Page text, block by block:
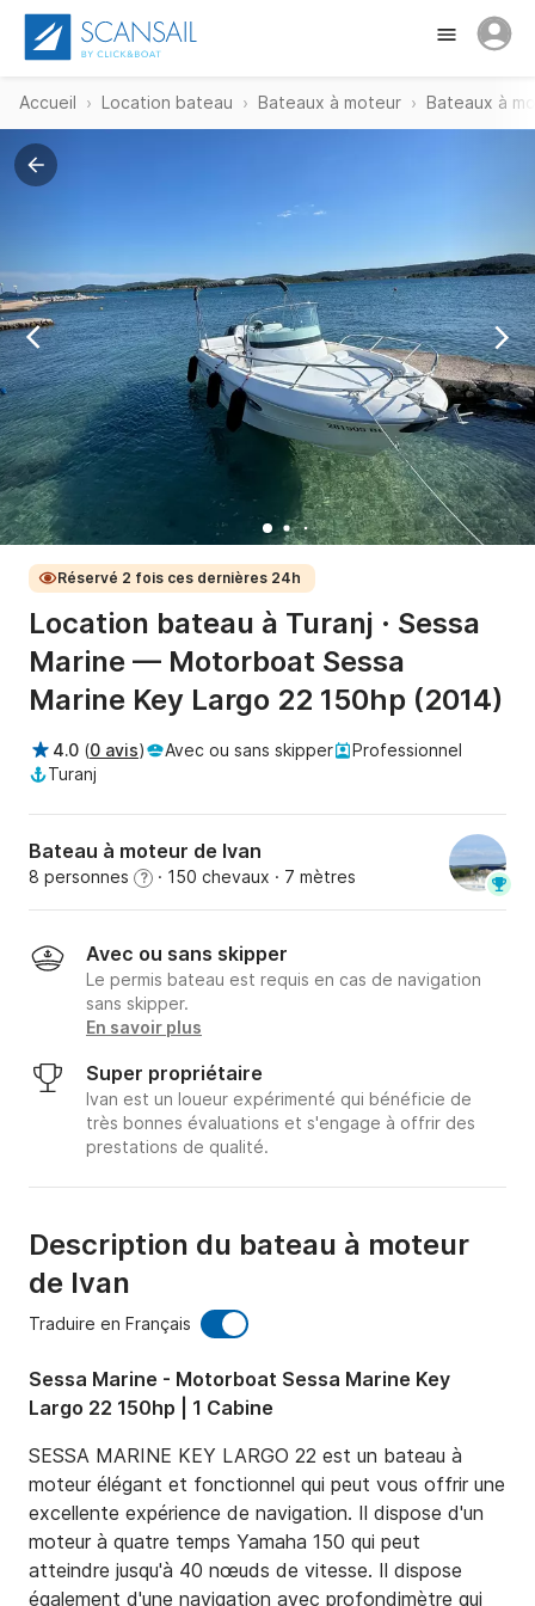
Accueil Location bateau Bateaux à moteur Bateaux à
Réservé 2 fois ces dernières 24h
Location bateau à Turanj · Sessa
Marine — Motorboat Sessa
Marine Key Largo 22 150hp (2014)
4.0 (0 avis) Avec ou sans skipper
Professionnel
Turanj
Bateau à moteur de Ivan
8 personnes ? · 150 chevaux · 7 mètres
Avec ou sans skipper
Le permis bateau est requis en cas de navigation
sans skipper.
En savoir plus
Super propriétaire
Ivan est un loueur expérimenté qui bénéficie de
très bonnes évaluations et s'engage à offrir des
prestations de qualité.
Description du bateau à moteur
de Ivan
Traduire en Français
Sessa Marine - Motorboat Sessa Marine Key
Largo 22 150hp | 1 Cabine
SESSA MARINE KEY LARGO 22 est un bateau à
moteur élégant et fonctionnel qui peut vous offrir une
excellente expérience de navigation. Il dispose d'un
moteur à quatre temps Yamaha 150 qui peut
atteindre jusqu'à 40 nœuds de vitesse. Il dispose
également d'une navigation avec profondimètre qui